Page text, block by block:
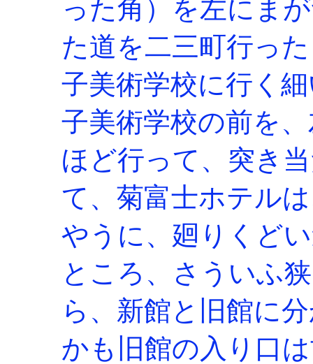
った角）を左にま
た道を二三町行っ
子美術学校に行く
子美術学校の前を
ほど行って、突き
て、菊富士ホテル
やうに、廻りくど
ところ、さういふ
ら、新館と旧館に
かも旧館の入り口